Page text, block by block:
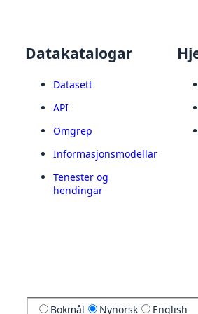
Datakatalogar
Datasett
API
Omgrep
Informasjonsmodellar
Tenester og
hendingar
Bokmål Nynorsk English